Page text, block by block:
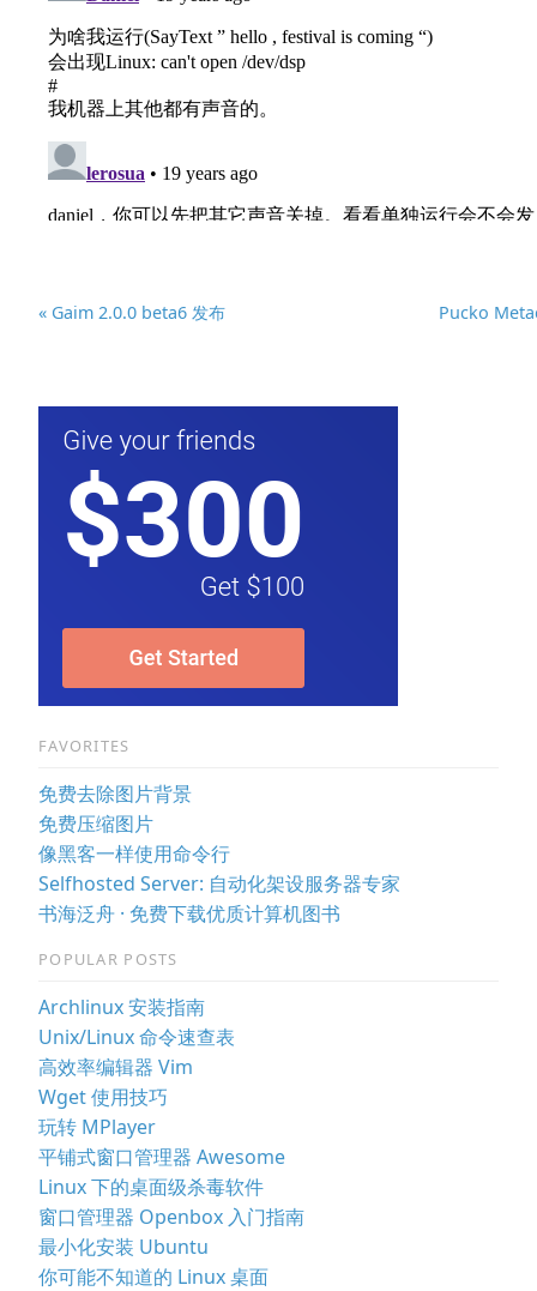
« Gaim 2.0.0 beta6 发布 Pucko
FAVORITES
免费去除图片背景
免费压缩图片
像黑客一样使用命令行
Selfhosted Server: 自动化架设服务器专家
书海泛舟 · 免费下载优质计算机图书
POPULAR POSTS
Archlinux 安装指南
Unix/Linux 命令速查表
高效率编辑器 Vim
Wget 使用技巧
玩转 MPlayer
平铺式窗口管理器 Awesome
Linux 下的桌面级杀毒软件
窗口管理器 Openbox 入门指南
最小化安装 Ubuntu
你可能不知道的 Linux 桌面